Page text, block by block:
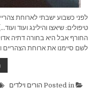
לפני כשבוע ישבתי לארוחת
טיפולים: שיאצו והילינג ועוד
החורף אבל היא בחורה דתיה
לשם סיימנו את ארוחת הצהריים
Posted in
הורים וילדים